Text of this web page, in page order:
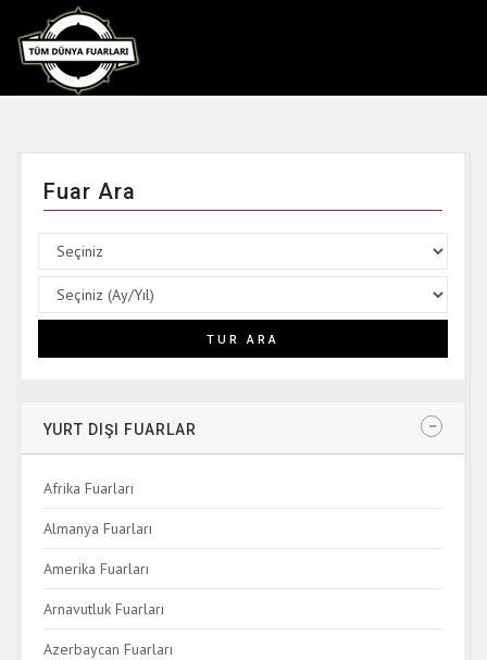
Fuar Ara
YURT DIŞI FUARLAR
Afrika Fuarları
Almanya Fuarları
Amerika Fuarları
Arnavutluk Fuarları
Azerbaycan Fuarları